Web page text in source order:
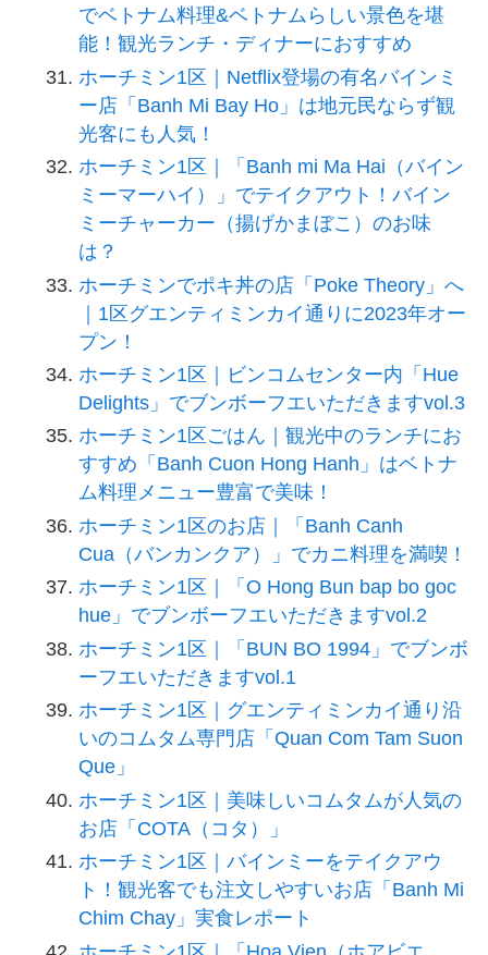
でベトナム料理&ベトナムらしい景色を堪
能！観光ランチ・ディナーにおすすめ
ホーチミン1区｜Netflix登場の有名バインミ
ー店「Banh Mi Bay Ho」は地元民ならず観
光客にも人気！
ホーチミン1区｜「Banh mi Ma Hai（バイン
ミーマーハイ）」でテイクアウト！バイン
ミーチャーカー（揚げかまぼこ）のお味
は？
ホーチミンでポキ丼の店「Poke Theory」へ
｜1区グエンティミンカイ通りに2023年オー
プン！
ホーチミン1区｜ビンコムセンター内「Hue
Delights」でブンボーフエいただきますvol.3
ホーチミン1区ごはん｜観光中のランチにお
すすめ「Banh Cuon Hong Hanh」はベトナ
ム料理メニュー豊富で美味！
ホーチミン1区のお店｜「Banh Canh
Cua（バンカンクア）」でカニ料理を満喫！
ホーチミン1区｜「O Hong Bun bap bo goc
hue」でブンボーフエいただきますvol.2
ホーチミン1区｜「BUN BO 1994」でブンボ
ーフエいただきますvol.1
ホーチミン1区｜グエンティミンカイ通り沿
いのコムタム専門店「Quan Com Tam Suon
Que」
ホーチミン1区｜美味しいコムタムが人気の
お店「COTA（コタ）」
ホーチミン1区｜バインミーをテイクアウ
ト！観光客でも注文しやすいお店「Banh Mi
Chim Chay」実食レポート